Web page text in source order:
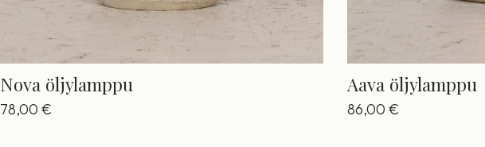
Nova öljylamppu
78,00 €
Aava öljylamppu
86,00€